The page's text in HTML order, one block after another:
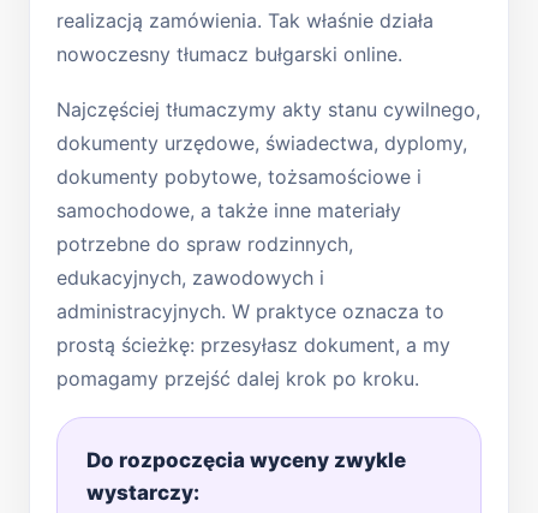
realizacją zamówienia. Tak właśnie działa
nowoczesny tłumacz bułgarski online.
Najczęściej tłumaczymy akty stanu cywilnego,
dokumenty urzędowe, świadectwa, dyplomy,
dokumenty pobytowe, tożsamościowe i
samochodowe, a także inne materiały
potrzebne do spraw rodzinnych,
edukacyjnych, zawodowych i
administracyjnych. W praktyce oznacza to
prostą ścieżkę: przesyłasz dokument, a my
pomagamy przejść dalej krok po kroku.
Do rozpoczęcia wyceny zwykle
wystarczy: